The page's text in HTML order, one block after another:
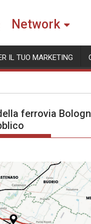
Network
IL TUO MARKETING
ferrovia